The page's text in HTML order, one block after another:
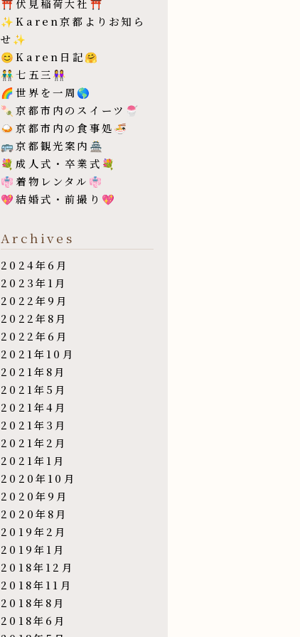
⛩伏見稲荷大社⛩
✨Karen京都よりお知ら
せ✨
😊Karen日記🤗
👬七五三👭
🌈世界を一周🌎
🍡京都市内のスイーツ🍧
🍛京都市内の食事処🍜
🚌京都観光案内🏯
💐成人式・卒業式💐
👘着物レンタル👘
💖結婚式・前撮り💖
Archives
2024年6月
2023年1月
2022年9月
2022年8月
2022年6月
2021年10月
2021年8月
2021年5月
2021年4月
2021年3月
2021年2月
2021年1月
2020年10月
2020年9月
2020年8月
2019年2月
2019年1月
2018年12月
2018年11月
2018年8月
2018年6月